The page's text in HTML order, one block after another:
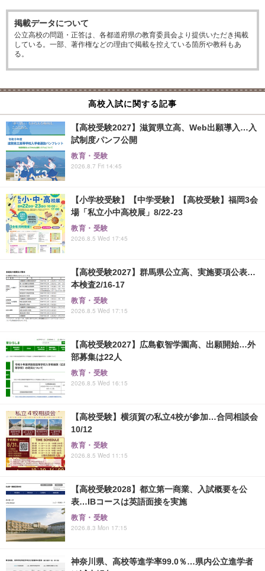
掲載データについて
公立高校の問題・正答は、各都道府県の教育委員会より提供いただき掲載
している。一部、著作権などの理由で掲載を控えている箇所や教科もあ
る。
高校入試に関する記事
【高校受験2027】滋賀県立高、Web出願導入…入
試制度パンフ公開
教育・受験
2026.8.7 Fri 14:45
【小学校受験】【中学受験】【高校受験】福岡3会
場「私立小中高校展」8/22-23
教育・受験
2026.8.5 Wed 17:45
【高校受験2027】群馬県公立高、実施要項公表…
本検査2/16-17
教育・受験
2026.8.5 Wed 17:15
【高校受験2027】広島叡智学園高、出願開始…外
部募集は22人
教育・受験
2026.8.5 Wed 16:15
【高校受験】横須賀の私立4校が参加…合同相談会
10/12
教育・受験
2026.8.5 Wed 11:15
【高校受験2028】都立第一商業、入試概要を公
表…IBコースは英語面接を実施
教育・受験
2026.8.3 Mon 17:15
神奈川県、高校等進学率99.0％…県内公立進学者